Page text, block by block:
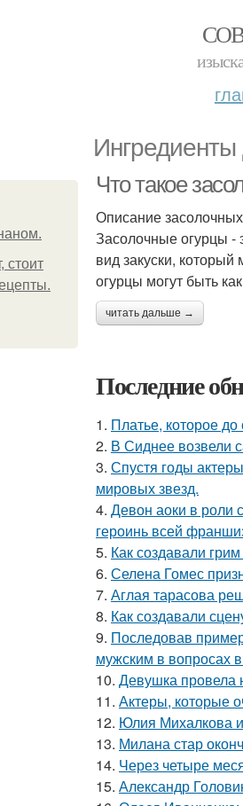
Ингредиенты
стоит
Что такое
Описание
Засолочные огурцы -
вид закуски,
огурцы могут быть
читать дальше →
Последние
1. Платье, которое
2. В Сиднее возвели
3. Спустя годы
мировых звезд.
4. Девон аоки в роли
героинь всей
5. Как создавали
6. Селена Гомес
7. Аглая тарасова
8. Как создавали
9. Последовав
мужским в вопросах
10. Девушка провела
11. Актеры, которые
12. Юлия Михалкова
13. Милана стар
14. Через четыре
15. Александр